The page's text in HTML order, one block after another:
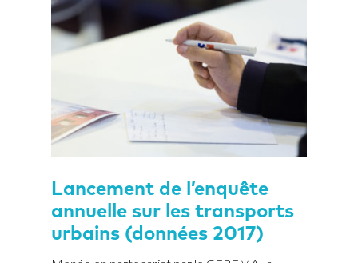
Lancement de l’enquête
annuelle sur les transports
urbains (données 2017)